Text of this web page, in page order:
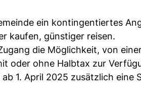
ein kontingentiertes
kaufen, günstiger reisen.
die Möglichkeit, von
oder ohne Halbtax zur
1. April 2025 zusätzlich eine